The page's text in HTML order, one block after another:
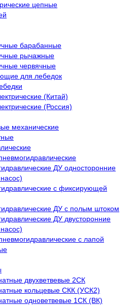
цепные
барабанные
рычажные
червячные
для лебедок
(Китай)
(Россия)
механические
ДУ односторонние
с фиксирующей
ДУ c полым штоком
ДУ двусторонние
с лапой
двухветвевые 2СК
кольцевые СКК (УСК2)
одноветвевые 1СК (ВК)